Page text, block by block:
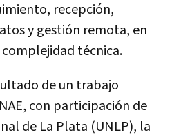
recepción,
y gestión remota, en
técnica.
de un trabajo
con participación de
de La Plata (UNLP), la